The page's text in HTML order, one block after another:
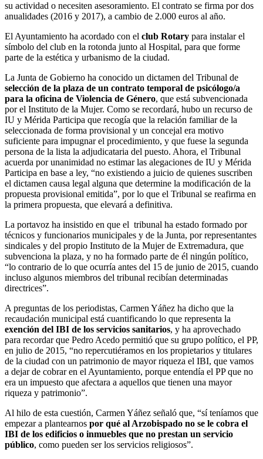
su actividad o necesiten asesoramiento. El contrato se firma por dos
anualidades (2016 y 2017), a cambio de 2.000 euros al año.
El Ayuntamiento ha acordado con el club Rotary para instalar el
símbolo del club en la rotonda junto al Hospital, para que forme
parte de la estética y urbanismo de la ciudad.
La Junta de Gobierno ha conocido un dictamen del Tribunal de
selección de la plaza de un contrato temporal de psicólogo/a
para la oficina de Violencia de Género, que está subvencionada
por el Instituto de la Mujer. Como se recordará, hubo un recurso de
IU y Mérida Participa que recogía que la relación familiar de la
seleccionada de forma provisional y un concejal era motivo
suficiente para impugnar el procedimiento, y que fuese la segunda
persona de la lista la adjudicataria del puesto. Ahora, el Tribunal
acuerda por unanimidad no estimar las alegaciones de IU y Mérida
Participa en base a ley, “no existiendo a juicio de quienes suscriben
el dictamen causa legal alguna que determine la modificación de la
propuesta provisional emitida”, por lo que el Tribunal se reafirma en
la primera propuesta, que elevará a definitiva.
La portavoz ha insistido en que el tribunal ha estado formado por
técnicos y funcionarios municipales y de la Junta, por representantes
sindicales y del propio Instituto de la Mujer de Extremadura, que
subvenciona la plaza, y no ha formado parte de él ningún político,
“lo contrario de lo que ocurría antes del 15 de junio de 2015, cuando
incluso algunos miembros del tribunal recibían determinadas
directrices”.
A preguntas de los periodistas, Carmen Yáñez ha dicho que la
recaudación municipal está cuantificando lo que representa la
exención del IBI de los servicios sanitarios, y ha aprovechado
para recordar que Pedro Acedo permitió que su grupo político, el PP,
en julio de 2015, “no repercutiéramos en los propietarios y titulares
de la ciudad con un patrimonio de mayor riqueza el IBI, que vamos
a dejar de cobrar en el Ayuntamiento, porque entendía el PP que no
era un impuesto que afectara a aquellos que tienen una mayor
riqueza y patrimonio”.
Al hilo de esta cuestión, Carmen Yáñez señaló que, “sí teníamos que
empezar a plantearnos por qué al Arzobispado no se le cobra el
IBI de los edificios o inmuebles que no prestan un servicio
público, como pueden ser los servicios religiosos”.